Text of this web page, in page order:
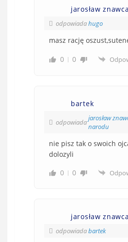
jarosław
odpowiadahugo
masz rację
0 0
bartek
odpowiadajarosław
narodu
nie pisz tak o swoich
dolozyli
0
0
jarosław
odpowiadabartek